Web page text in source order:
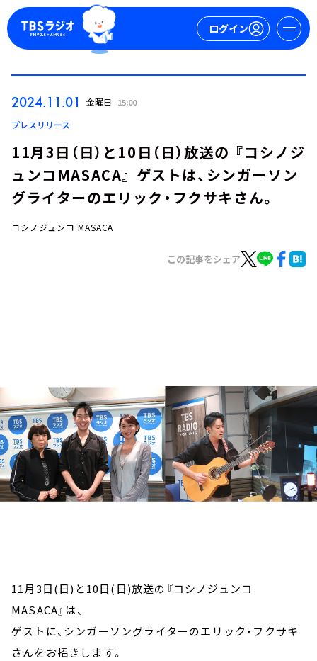
ログイン
2024.11.01 金曜日 15:00
プレスリリース
11月3日（日）と10日（日）放送の 『コシノジ
ュンコMASACA』 ゲストは、シンガーソン
グライターのエリック・フクサキさん。
コシノジュンコ MASACA
この記事をシェア
11月3日(日)と10日(日)放送の『コシノジュンコ
MASACA』は、
ゲストに、シンガーソングライターのエリック・フクサキ
さんをお招きします。